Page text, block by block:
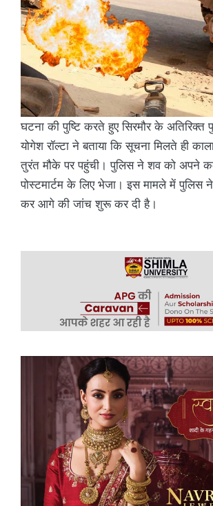
घटना की पुष्टि करते हुए सिरमौर के अतिरिक्त
योगेश रॉल्टा ने बताया कि सूचना मिलते ही
तुरंत मौके पर पहुंची। पुलिस ने शव को अपने
पोस्टमार्टम के लिए भेजा। इस मामले में
कर आगे की जांच शुरू कर दी है।